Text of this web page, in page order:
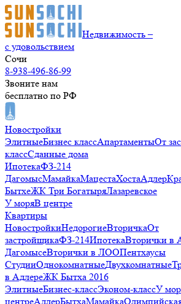
Недвижимость –
с удовольствием
Сочи
8-938-496-86-99
Звоните нам
бесплатно по РФ
Новостройки
ЭлитныеБизнес классАпартаментыОт
классСданные дома
ИпотекаФЗ-214
ДагомысМамайкаМацестаХостаАдлер
БытхеЖК Три БогатыряЛазаревское
У моряВ центре
Квартиры
НовостройкиНедорогиеВторичкаОт
застройщикаФЗ-214ИпотекаВторички в
ДагомысеВторички в ЛООПентхаусы
СтудииОднокомнатныеДвухкомнатные
в АдлереЖК Бытха 2016
ЭлитныеБизнес-классЭконом-классУ
центреАдлерБытхаМамайка